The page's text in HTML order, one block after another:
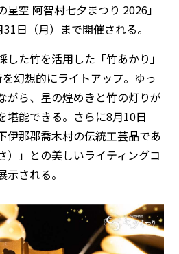
空 阿智村七夕まつり 2026」
日（月）まで開催される。
た竹を活用した「竹あかり」
幻想的にライトアップ。ゆっ
がら、星の煌めきと竹の灯りが
堪能できる。さらに8月10日
伊那郡喬木村の伝統工芸品であ
）」との美しいライティングコ
される。